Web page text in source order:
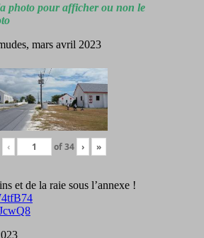
photo pour afficher ou non le
mars avril 2023
‹ of34 › »
et de la raie sous l’annexe !